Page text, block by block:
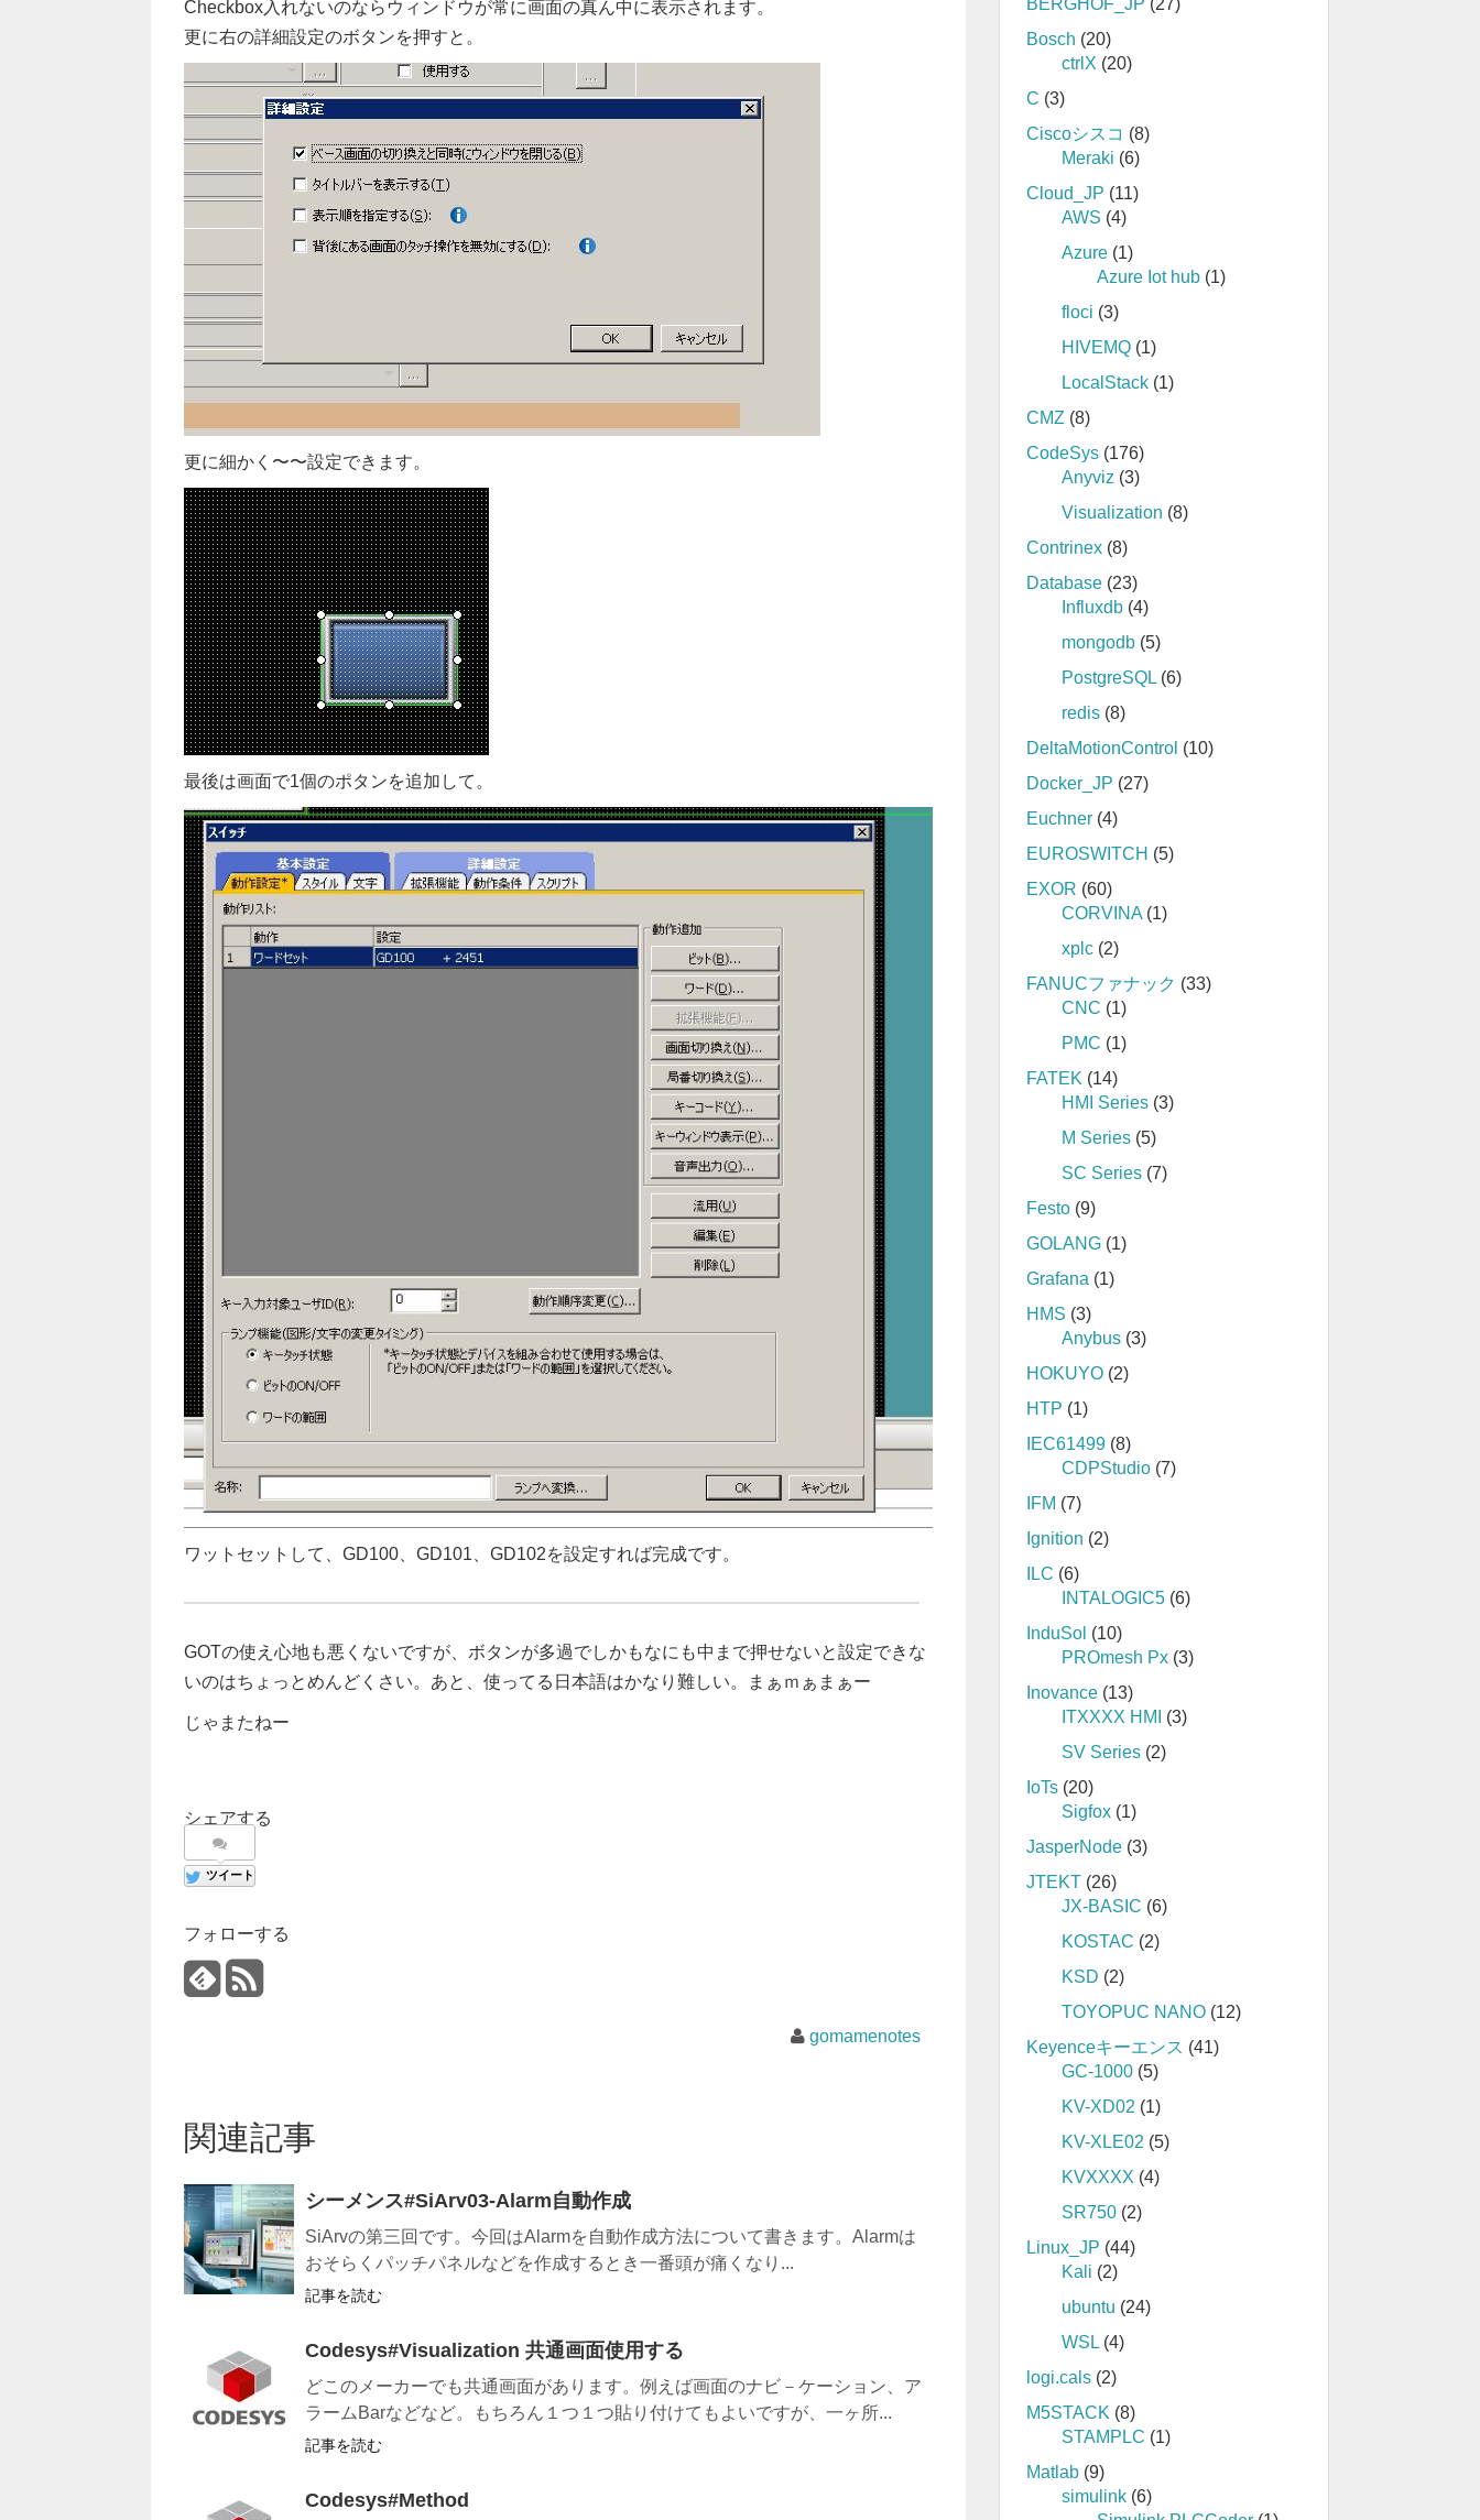
Checkbox入れないのならウィンドウが常に画面の真ん中に表示されます。
更に右の詳細設定のボタンを押すと。
更に細かく〜〜設定できます。
最後は画面で1個のポタンを追加して。
ワットセットして、GD100、GD101、GD102を設定すれば完成です。
GOTの使え心地も悪くないですが、ボタンが多過でしかもなにも中まで押せないと設定できな
いのはちょっとめんどくさい。あと、使ってる日本語はかなり難しい。まぁｍぁまぁー
じゃまたねー
シェアする
ツイート
フォローする
gomamenotes
関連記事
シーメンス#SiArv03-Alarm自動作成
SiArvの第三回です。今回はAlarmを自動作成方法について書きます。Alarmは
おそらくパッチパネルなどを作成するとき一番頭が痛くなり...
記事を読む
Codesys#Visualization 共通画面使用する
どこのメーカーでも共通画面があります。例えば画面のナビ－ケーション、ア
ラームBarなどなど。もちろん１つ１つ貼り付けてもよいですが、一ヶ所...
記事を読む
Codesys#Method
BERGHOF_JP (27)
Bosch (20)
ctrlX (20)
C (3)
Ciscoシスコ (8)
Meraki (6)
Cloud_JP (11)
AWS (4)
Azure (1)
Azure Iot hub (1)
floci (3)
HIVEMQ (1)
LocalStack (1)
CMZ (8)
CodeSys (176)
Anyviz (3)
Visualization (8)
Contrinex (8)
Database (23)
Influxdb (4)
mongodb (5)
PostgreSQL (6)
redis (8)
DeltaMotionControl (10)
Docker_JP (27)
Euchner (4)
EUROSWITCH (5)
EXOR (60)
CORVINA (1)
xplc (2)
FANUCファナック (33)
CNC (1)
PMC (1)
FATEK (14)
HMI Series (3)
M Series (5)
SC Series (7)
Festo (9)
GOLANG (1)
Grafana (1)
HMS (3)
Anybus (3)
HOKUYO (2)
HTP (1)
IEC61499 (8)
CDPStudio (7)
IFM (7)
Ignition (2)
ILC (6)
INTALOGIC5 (6)
InduSol (10)
PROmesh Px (3)
Inovance (13)
ITXXXX HMI
(3)
SV Series (2)
IoTs (20)
Sigfox (1)
JasperNode (3)
JTEKT (26)
JX-BASIC (6)
KOSTAC (2)
KSD (2)
TOYOPUC NANO (12)
Keyenceキーエンス (41)
GC-1000 (5)
KV-XD02 (1)
KV-XLE02 (5)
KVXXXX (4)
SR750 (2)
Linux_JP (44)
Kali (2)
ubuntu (24)
WSL (4)
logi.cals (2)
M5STACK (8)
STAMPLC (1)
Matlab (9)
simulink (6)